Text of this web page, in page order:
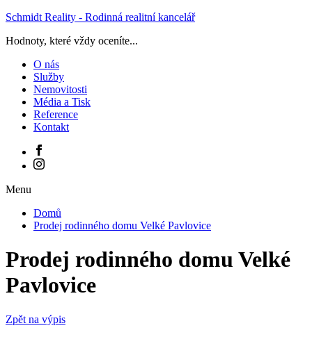
Schmidt Reality - Rodinná realitní kancelář
Hodnoty, které vždy oceníte...
O nás
Služby
Nemovitosti
Média a Tisk
Reference
Kontakt
Menu
Domů
Prodej rodinného domu Velké Pavlovice
Prodej rodinného domu Velké
Pavlovice
Zpět na výpis